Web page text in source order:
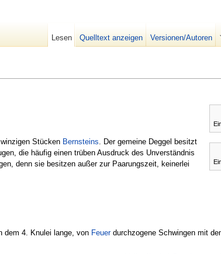
Stücken Bernsteins. Der gemeine Deggel besitzt
die häufig einen trüben Ausdruck des Unverständnis
denn sie besitzen außer zur Paarungszeit, keinerlei
dem 4. Knulei lange, von Feuerdurchzogene Schwingen mit
Lesen Quelltext anzeigen Versionen/Autoren